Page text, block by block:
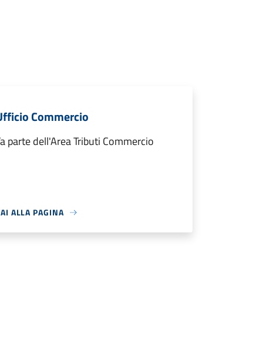
Commercio
parte dell'Area Tributi Commercio
ALLA PAGINA